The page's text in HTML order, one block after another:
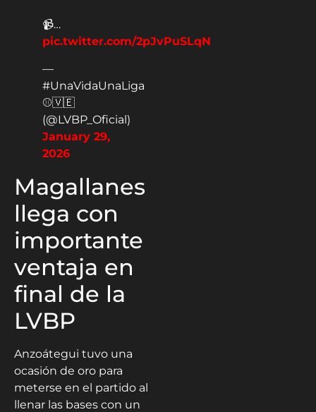
📹…
pic.twitter.com/2pJvPuSLqN
—
#UnaVidaUnaLiga
⚾️🇻🇪
(@LVBP_Oficial)
January 29,
2026
Magallanes
llega con
importante
ventaja en
final de la
LVBP
Anzoátegui tuvo una
ocasión de oro para
meterse en el partido al
llenar las bases con un